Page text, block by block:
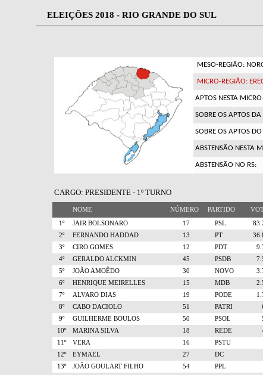
ELEIÇÕES 2018 - RIO GRANDE DO SUL
MESO-REGIÃO:
MICRO-REGIÃO:
APTOS NESTA
SOBRE OS APTOS
SOBRE OS APTOS DO
ABSTENSÃO NESTA
ABSTENSÃO NO RS:
CARGO: PRESIDENTE - 1º TURNO
NOME NÚMERO PARTIDO
1º JAIR BOLSONARO 17 PSL
2º
FERNANDO HADDAD 13 PT
3º
CIRO GOMES 12 PDT
4º
GERALDO ALCKMIN 45 PSDB
5º
JOÃO AMOÊDO 30 NOVO
6º
HENRIQUE MEIRELLES 15 MDB
7º
ALVARO DIAS 19 PODE
8º
CABO DACIOLO 51 PATRI
9º
GUILHERME BOULOS 50 PSOL
10º
MARINA SILVA 18 REDE
11º
VERA 16 PSTU
12º
EYMAEL 27 DC
13º
JOÃO GOULART FILHO 54 PPL